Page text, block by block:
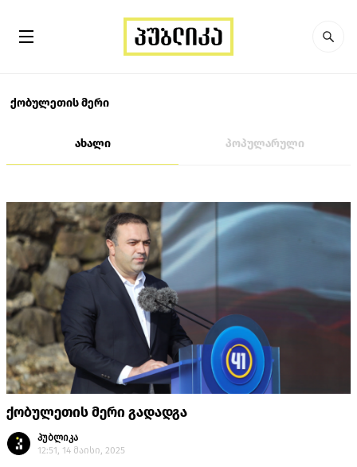
ქობულეთის მერი
ახალი პოპულარული
ქობულეთის მერი გადადგა
პუბლიკა
12:51, 14 მაისი, 2025